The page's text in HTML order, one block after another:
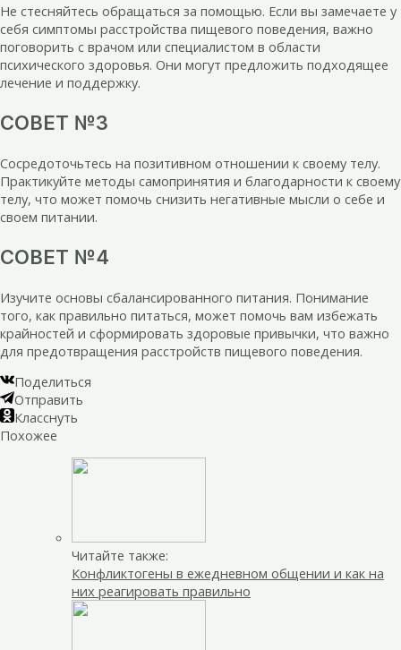
Не стесняйтесь обращаться за помощью. Если вы замечаете у
себя симптомы расстройства пищевого поведения, важно
поговорить с врачом или специалистом в области
психического здоровья. Они могут предложить подходящее
лечение и поддержку.
СОВЕТ №3
Сосредоточьтесь на позитивном отношении к своему телу.
Практикуйте методы самопринятия и благодарности к своему
телу, что может помочь снизить негативные мысли о себе и
своем питании.
СОВЕТ №4
Изучите основы сбалансированного питания. Понимание
того, как правильно питаться, может помочь вам избежать
крайностей и сформировать здоровые привычки, что важно
для предотвращения расстройств пищевого поведения.
Поделиться
Отправить
Класснуть
Похожее
Читайте также:
Конфликтогены в ежедневном общении и как на
них реагировать правильно